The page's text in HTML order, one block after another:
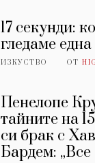
17 секунди:
гледаме
ИЗКУСТВО ОТ
Пенелопе
тайните на
си брак с
Бардем: „Все